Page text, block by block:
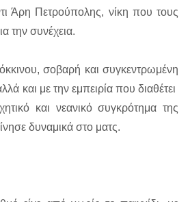
Άρη Πετρούπολης, νίκη που τους
την συνέχεια.
σοβαρή και συγκεντρωμένη
και με την εμπειρία που διαθέτει
και νεανικό συγκρότημα της
δυναμικά στο ματς.